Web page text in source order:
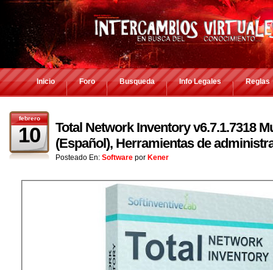
Inicio Foro Busqueda Info Legales Reglas
febrero
10
Total Network Inventory v6.7.1.7318
(Español), Herramientas de
Posteado En: Software por Kener